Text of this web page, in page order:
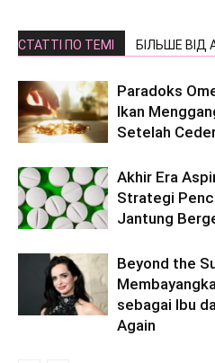
СТАТТІ ПО ТЕМІ БІЛЬШЕ ВІД
Paradoks
Ikan
Setelah
Akhir Era
Strategi
Jantung
Beyond the
sebagai Ibu
Again